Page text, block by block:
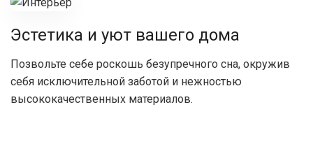
Эстетика и уют вашего дома
Позвольте себе роскошь безупречного сна, окружив
себя исключительной заботой и нежностью
высококачественных материалов.